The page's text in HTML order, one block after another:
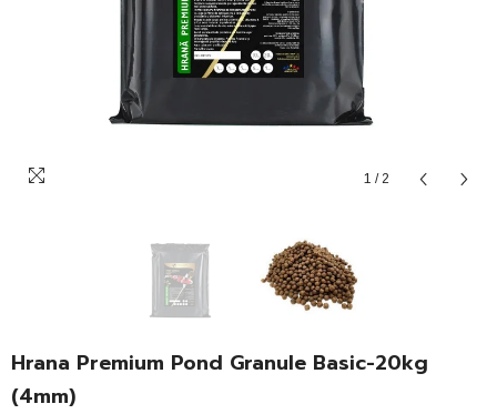
1 / 2
Hrana Premium Pond Granule Basic-20kg
(4mm)